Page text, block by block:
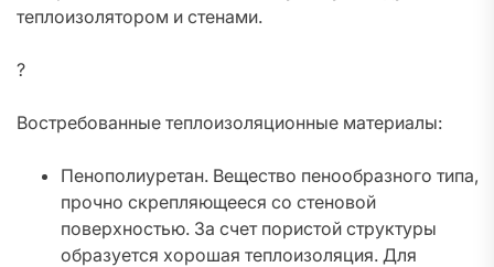
теплоизолятором и стенами.
?
Востребованные теплоизоляционные материалы:
Пенополиуретан. Вещество пенообразного типа,
прочно скрепляющееся со стеновой
поверхностью. За счет пористой структуры
образуется хорошая теплоизоляция. Для